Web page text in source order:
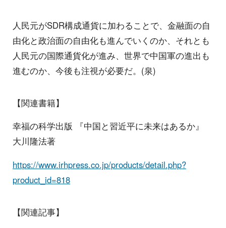
人民元がSDR構成通貨に加わることで、金融面の自
由化と政治面の自由化も進んでいくのか、それとも
人民元の国際通貨化が進み、世界で中国軍の進出も
進むのか、今後も注視が必要だ。(泉)
【関連書籍】
幸福の科学出版 『中国と習近平に未来はあるか』
大川隆法著
https://www.irhpress.co.jp/products/detail.php?
product_id=818
【関連記事】